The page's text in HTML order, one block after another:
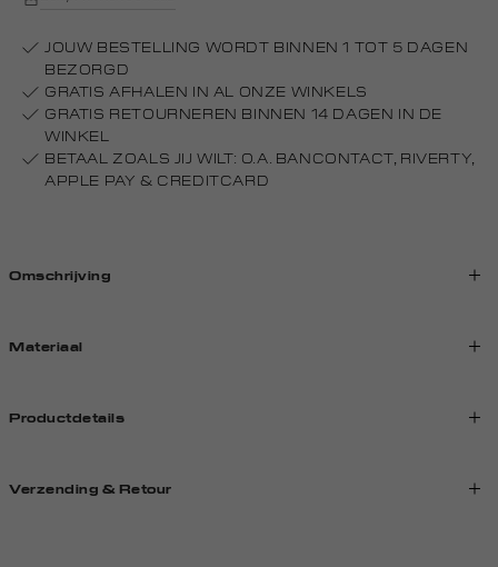
JOUW BESTELLING WORDT BINNEN 1 TOT 5 DAGEN
BEZORGD
GRATIS AFHALEN IN AL ONZE WINKELS
GRATIS RETOURNEREN BINNEN 14 DAGEN IN DE
WINKEL
BETAAL ZOALS JIJ WILT: O.A. BANCONTACT, RIVERTY,
APPLE PAY & CREDITCARD
Omschrijving
Materiaal
Productdetails
Verzending & Retour